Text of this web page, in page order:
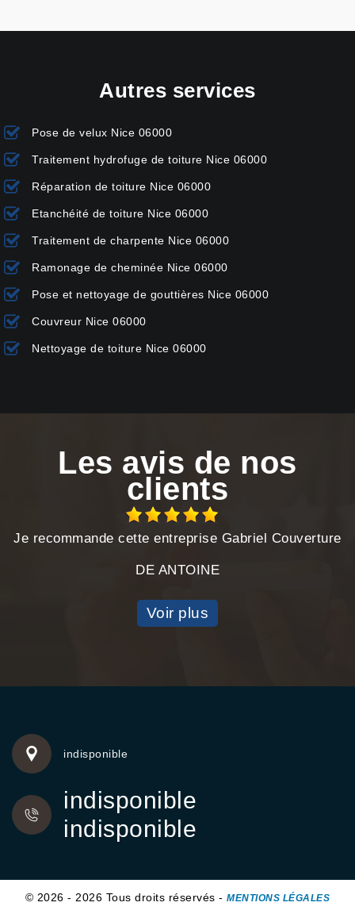
Autres services
Pose de velux Nice 06000
Traitement hydrofuge de toiture Nice 06000
Réparation de toiture Nice 06000
Etanchéité de toiture Nice 06000
Traitement de charpente Nice 06000
Ramonage de cheminée Nice 06000
Pose et nettoyage de gouttières Nice 06000
Couvreur Nice 06000
Nettoyage de toiture Nice 06000
Les avis de nos
clients
Je recommande cette entreprise Gabriel Couverture
DE ANTOINE
Voir plus
indisponible
indisponible
indisponible
© 2026 - 2026 Tous droits réservés -MENTIONS LÉGALES